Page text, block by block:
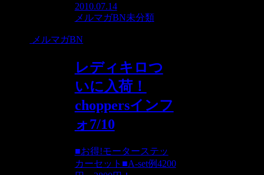
2010.07.14
メルマガBN未分類
メルマガBN
レディキロつ
いに入荷！
choppersインフ
ォ7/10
■お得!モーターステッ
カーセット■A-set例4200